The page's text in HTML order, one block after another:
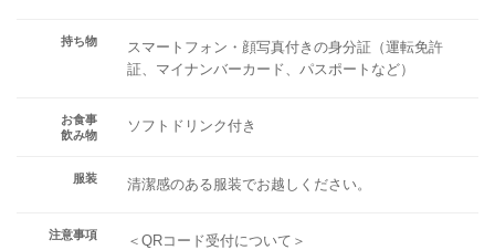
持ち物
スマートフォン・顔写真付きの身分証（運転免許
証、マイナンバーカード、パスポートなど）
お食事
飲み物
ソフトドリンク付き
服装 清潔感のある服装でお越しください。
注意事項
＜QRコード受付について＞